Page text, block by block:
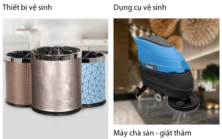
Thiết bị vệ sinh Dụng cụ vệ sinh
Máy chà sàn - giặt thảm